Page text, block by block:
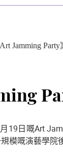
Jamming
19日嘅Art
模嘅演藝學